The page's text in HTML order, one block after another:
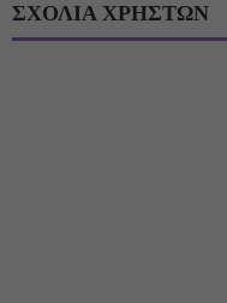
ΣΧΟΛΙΑ ΧΡΗΣΤΩΝ